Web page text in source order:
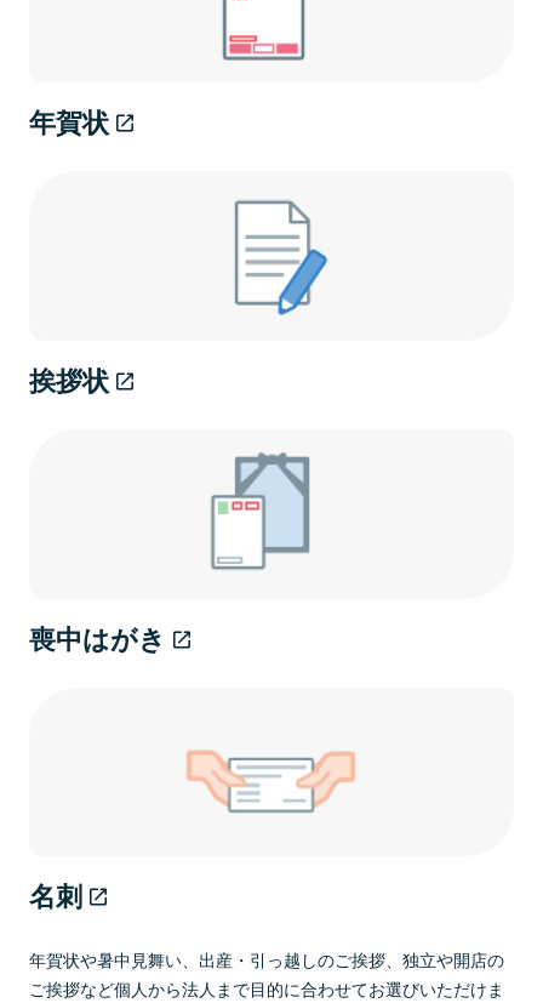
年賀状
挨拶状
喪中はがき
名刺
年賀状や暑中見舞い、出産・引っ越しのご挨拶、独立や開店の
ご挨拶など個人から法人まで目的に合わせてお選びいただけま